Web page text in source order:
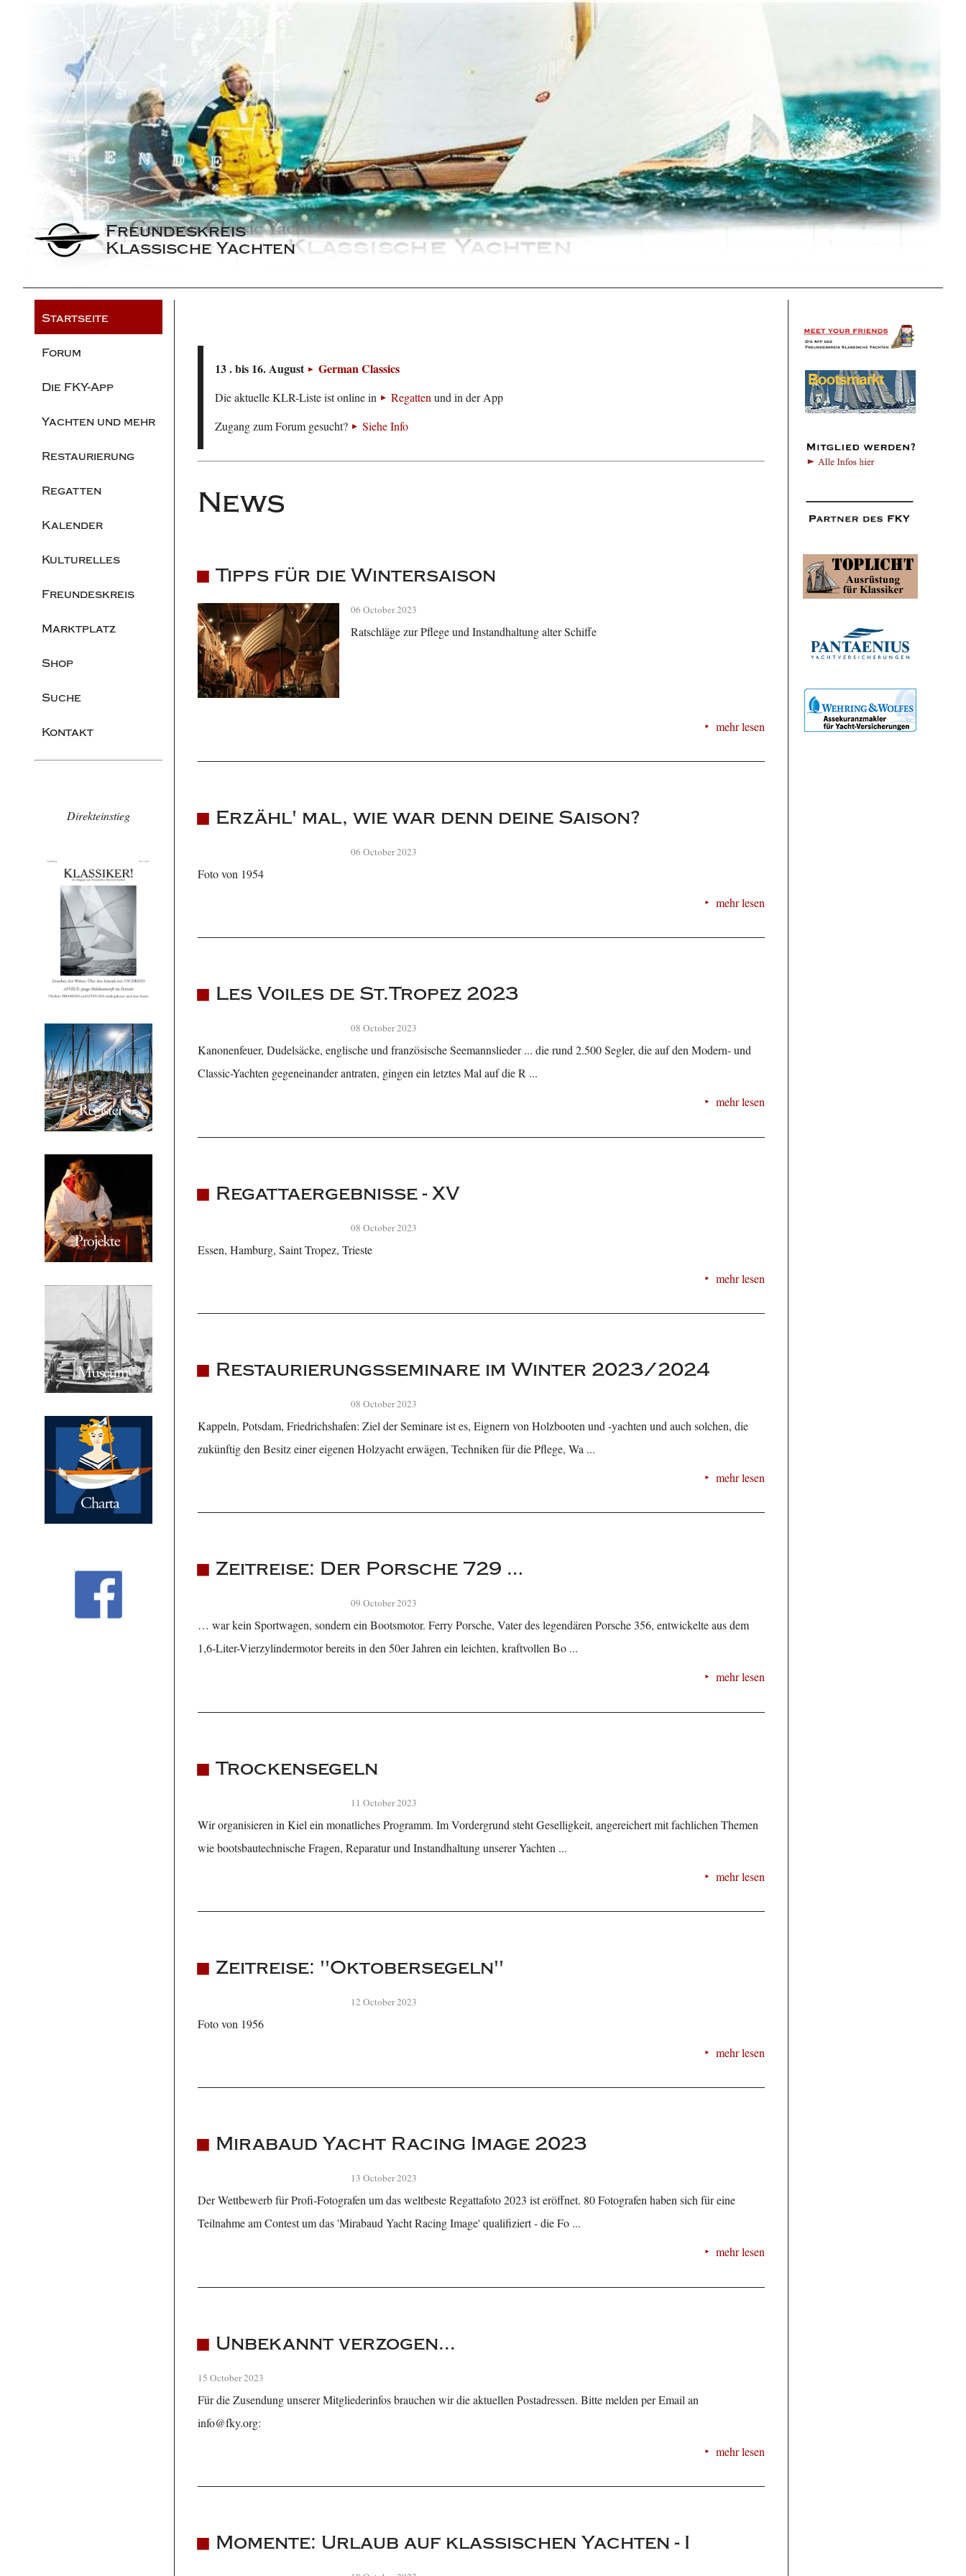
Freundeskreis
Klassische Yachten
Startseite
Forum
Die FKY-App
Yachten und mehr
Restaurierung
Regatten
Kalender
Kulturelles
Freundeskreis
Marktplatz
Shop
Suche
Kontakt
Direkteinstieg
13 . bis 16. August German Classics
Die aktuelle KLR-Liste ist online in Regattenund in der App
Zugang zum Forum gesucht?
Siehe Info
News
Tipps für die Wintersaison
06 October 2023
Ratschläge zur Pflege und Instandhaltung alter Schiffe
mehr lesen
Erzähl' mal, wie war denn deine Saison?
06 October 2023
Foto von 1954
mehr lesen
Les Voiles de St.Tropez 2023
08 October 2023
Kanonenfeuer, Dudelsäcke, englische und französische Seemannslieder ... die rund 2.500 Segler, die auf den Modern- und
Classic-Yachten gegeneinander antraten, gingen ein letztes Mal auf die R ...
mehr lesen
Regattaergebnisse - XV
08 October 2023
Essen, Hamburg, Saint Tropez, Trieste
mehr lesen
Restaurierungsseminare im Winter 2023/2024
08 October 2023
Kappeln, Potsdam, Friedrichshafen: Ziel der Seminare ist es, Eignern von Holzbooten und -yachten und auch solchen, die
zukünftig den Besitz einer eigenen Holzyacht erwägen, Techniken für die Pflege, Wa ...
mehr lesen
Zeitreise: Der Porsche 729 …
09 October 2023
… war kein Sportwagen, sondern ein Bootsmotor. Ferry Porsche, Vater des legendären Porsche 356, entwickelte aus dem
1,6-Liter-Vierzylindermotor bereits in den 50er Jahren ein leichten, kraftvollen Bo ...
mehr lesen
Trockensegeln
11 October 2023
Wir organisieren in Kiel ein monatliches Programm. Im Vordergrund steht Geselligkeit, angereichert mit fachlichen Themen
wie bootsbautechnische Fragen, Reparatur und Instandhaltung unserer Yachten ...
mehr lesen
Zeitreise: "Oktobersegeln"
12 October 2023
Foto von 1956
mehr lesen
Mirabaud Yacht Racing Image 2023
13 October 2023
Der Wettbewerb für Profi-Fotografen um das weltbeste Regattafoto 2023 ist eröffnet. 80 Fotografen haben sich für eine
Teilnahme am Contest um das 'Mirabaud Yacht Racing Image' qualifiziert - die Fo ...
mehr lesen
Unbekannt verzogen...
15 October 2023
Für die Zusendung unserer Mitgliederinfos brauchen wir die aktuellen Postadressen. Bitte melden per Email an
info@fky.org:
mehr lesen
Momente: Urlaub auf klassischen Yachten - I